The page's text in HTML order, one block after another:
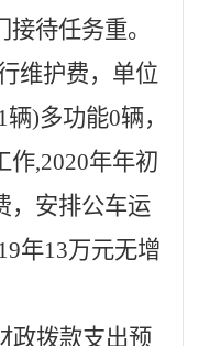
待任务重。
维护费，单位
1 辆)多功能0辆，
作,2020年年初
，安排公车运
年13万元无增
政拨款支出预